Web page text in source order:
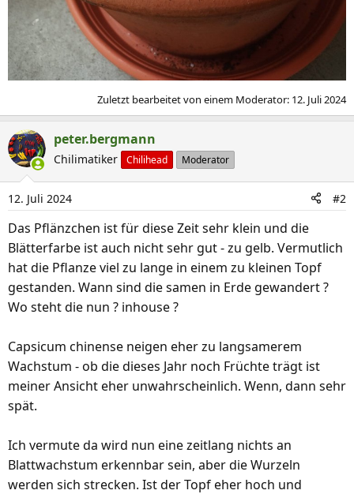
Zuletzt bearbeitet von einem Moderator: 12. Juli 2024
peter.bergmann
Chilimatiker Chilihead Moderator
12. Juli 2024 #2
Das Pflänzchen ist für diese Zeit sehr klein und die
Blätterfarbe ist auch nicht sehr gut - zu gelb. Vermutlich
hat die Pflanze viel zu lange in einem zu kleinen Topf
gestanden. Wann sind die samen in Erde gewandert ?
Wo steht die nun ? inhouse ?
Capsicum chinense neigen eher zu langsamerem
Wachstum - ob die dieses Jahr noch Früchte trägt ist
meiner Ansicht eher unwahrscheinlich. Wenn, dann sehr
spät.
Ich vermute da wird nun eine zeitlang nichts an
Blattwachstum erkennbar sein, aber die Wurzeln
werden sich strecken. Ist der Topf eher hoch und